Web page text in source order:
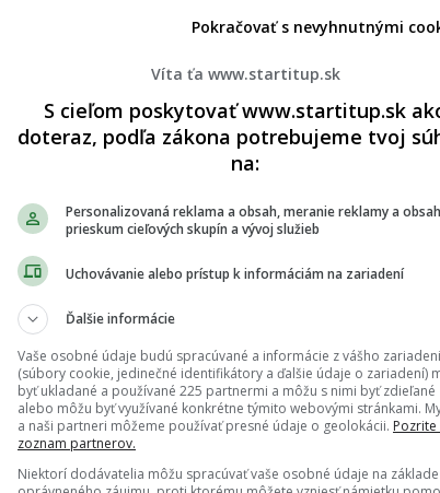
zlyhania pečene
hazardovali so zdravím. Naopak. Chcú sa
teplotu, prežiť chrípku alebo fungovať pri
situácie.„Bežné scenáre zahŕňajú
prípravkov na spanie alebo liekov proti
že medzi najčastejšie príčiny akútneho
p*racetamolom.
človeka nemala presiahnuť 4 000
Víta ťa www.startitup.sk
S cieľom poskytovať www.startitup.sk
doteraz, podľa zákona potrebujeme tvoj
na:
Personalizovaná reklama a obsah, meranie reklamy a
prieskum cieľových skupín a vývoj služieb
Uchovávanie alebo prístup k informáciám na zariadení
Ďalšie informácie
Vaše osobné údaje budú spracúvané a informácie z vášho
(súbory cookie, jedinečné identifikátory a ďalšie údaje o zariadení)
byť ukladané a používané 225 partnermi a môžu s nimi byť zdieľané
alebo môžu byť využívané konkrétne týmito webovými stránkami.
a naši partneri môžeme používať presné údaje o geolokácii. Pozrite
zoznam partnerov.
Niektorí dodávatelia môžu spracúvať vaše osobné údaje na základe
Pokračovať s nevyhnutnými